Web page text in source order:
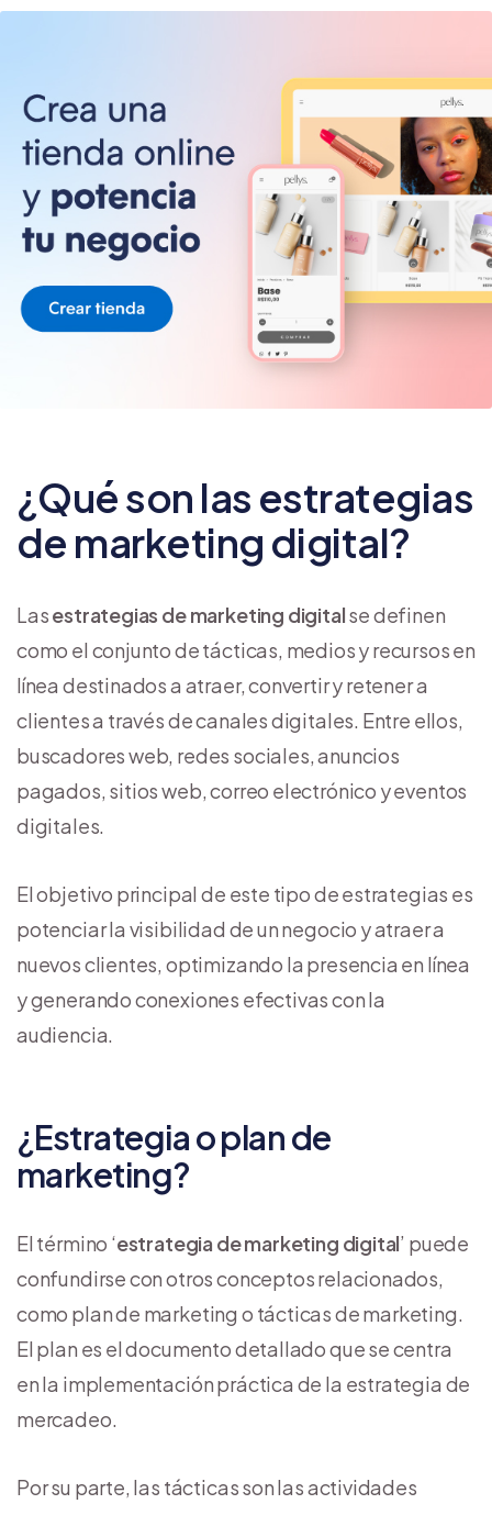
¿Qué son las estrategias
de marketing digital?
Lasestrategias de marketing digitalse definen
como el conjunto de tácticas, medios y recursos en
línea destinados a atraer, convertir y retener a
clientes a través de canales digitales. Entre ellos,
buscadores web, redes sociales, anuncios
pagados, sitios web, correo electrónico y eventos
digitales.
El objetivo principal de este tipo de estrategias es
potenciar la visibilidad de un negocio y atraer a
nuevos clientes, optimizando la presencia en línea
y generando conexiones efectivas con la
audiencia.
¿Estrategia o plan de
marketing?
El término ‘estrategia de marketing digital’ puede
confundirse con otros conceptos relacionados,
como plan de marketing o tácticas de marketing.
El plan es el documento detallado que se centra
en la implementación práctica de la estrategia de
mercadeo.
Por su parte, las tácticas son las actividades